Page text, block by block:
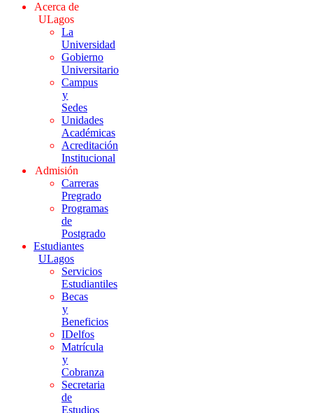
Acerca de
ULagos
La
Universidad
Gobierno
Universitario
Campus
y
Sedes
Unidades
Académicas
Acreditación
Institucional
Admisión
Carreras
Pregrado
Programas
de
Postgrado
Estudiantes
ULagos
Servicios
Estudiantiles
Becas
y
Beneficios
IDelfos
Matrícula
y
Cobranza
Secretaria
de
Estudios